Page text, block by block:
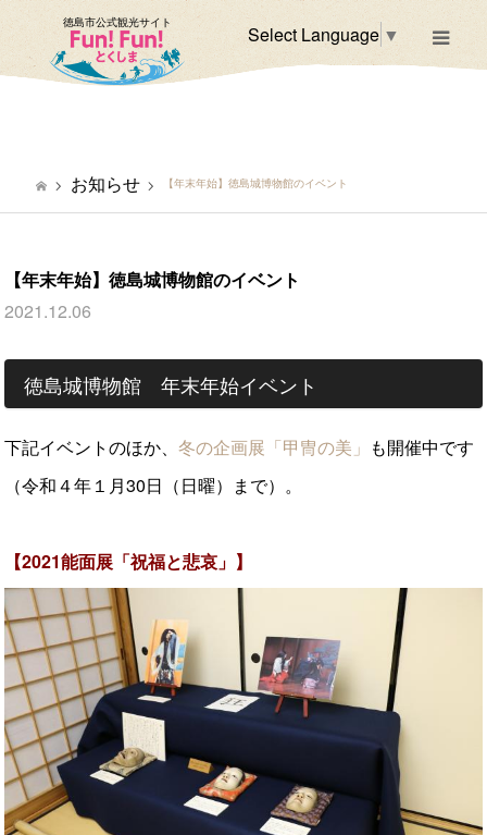
徳島市公式観光サイト Select Language ▼
お知らせ 【年末年始】徳島城博物館のイベント
【年末年始】徳島城博物館のイベント
2021.12.06
徳島城博物館 年末年始イベント
下記イベントのほか、冬の企画展「甲冑の美」 も開催中です
（令和４年１月30日（日曜）まで）。
【2021能面展「祝福と悲哀」】